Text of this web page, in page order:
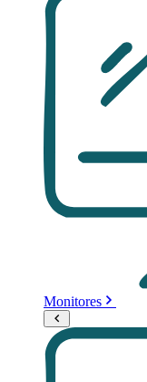
Monitores